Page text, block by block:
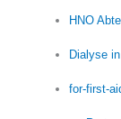
HNO
Dialyse
for-first-